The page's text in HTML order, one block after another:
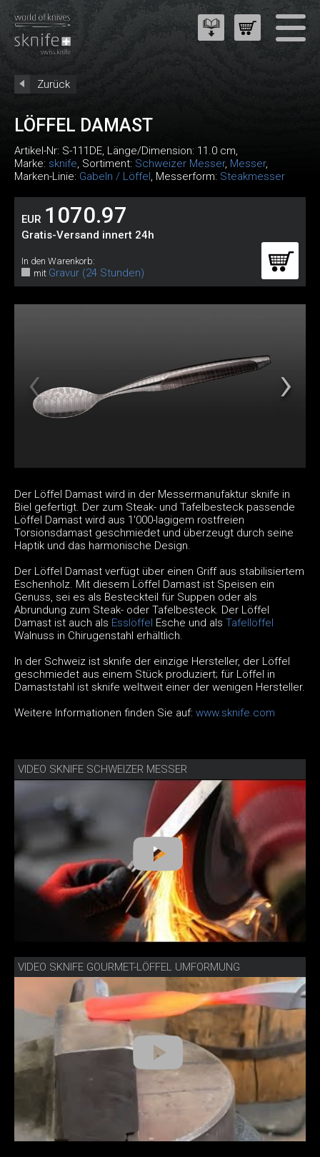
Zurück
LÖFFEL DAMAST
Artikel-Nr: S-111DE, Länge/Dimension: 11.0 cm,
Marke: sknife, Sortiment: Schweizer Messer, Messer,
Marken-Linie: Gabeln / Löffel, Messerform: Steakmesser
EUR 1070.97
Gratis-Versand innert 24h
In den Warenkorb:
mit Gravur (24 Stunden)
Der Löffel Damast wird in der Messermanufaktur sknife in
Biel gefertigt. Der zum Steak- und Tafelbesteck passende
Löffel Damast wird aus 1'000-lagigem rostfreien
Torsionsdamast geschmiedet und überzeugt durch seine
Haptik und das harmonische Design.
Der Löffel Damast verfügt über einen Griff aus stabilisiertem
Eschenholz. Mit diesem Löffel Damast ist Speisen ein
Genuss, sei es als Besteckteil für Suppen oder als
Abrundung zum Steak- oder Tafelbesteck. Der Löffel
Damast ist auch als Esslöffel Esche und als Tafellöffel
Walnuss in Chirugenstahl erhältlich.
In der Schweiz ist sknife der einzige Hersteller, der Löffel
geschmiedet aus einem Stück produziert; für Löffel in
Damaststahl ist sknife weltweit einer der wenigen Hersteller.
Weitere Informationen finden Sie auf: www.sknife.com
VIDEO SKNIFE SCHWEIZER MESSER
VIDEO SKNIFE GOURMET-LÖFFEL UMFORMUNG